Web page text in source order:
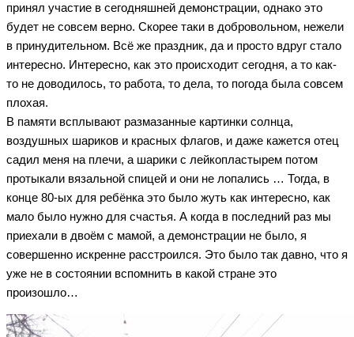
принял участие в сегодняшней демонстрации, однако это
будет не совсем верно. Скорее таки в добровольном, нежели
в принудительном. Всё же праздник, да и просто вдруг стало
интересно. Интересно, как это происходит сегодня, а то как-
то не доводилось, то работа, то дела, то погода была совсем
плохая.
В памяти всплывают размазанные картинки солнца,
воздушных шариков и красных флагов, и даже кажется отец
садил меня на плечи, а шарики с лейкопластырем потом
протыкали вязальной спицей и они не лопались … Тогда, в
конце 80-ых для ребёнка это было жуть как интересно, как
мало было нужно для счастья. А когда в последний раз мы
приехали в двоём с мамой, а демонстрации не было, я
совершенно искренне расстроился. Это было так давно, что я
уже не в состоянии вспомнить в какой стране это
произошло…